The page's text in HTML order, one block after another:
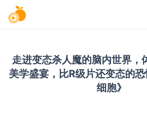
走进变态杀人魔的脑内世界，
美学盛宴，比R级片还变态的
细胞》